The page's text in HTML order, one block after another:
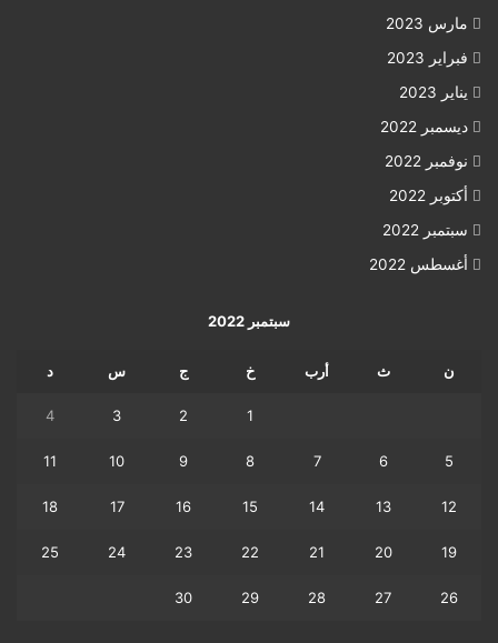
مارس 2023
فبراير 2023
يناير 2023
ديسمبر 2022
نوفمبر 2022
أكتوبر 2022
سبتمبر 2022
أغسطس 2022
سبتمبر 2022
ن ث أرب خ ج س د
1
2
3
4
5
6
7
8
9
10
11
12
13
14
15
16
17
18
19
20
21
22
23
24
25
26
27
28
29
30